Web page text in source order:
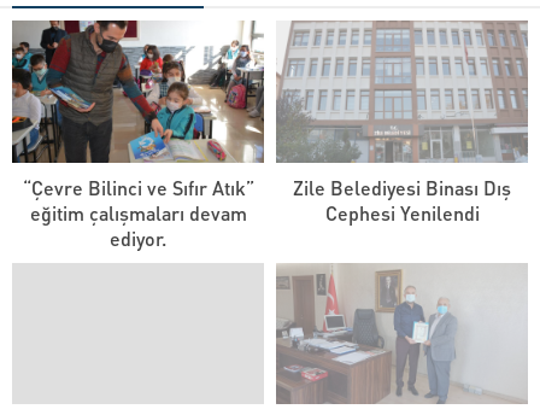
“Çevre Bilinci ve Sıfır Atık”
eğitim çalışmaları devam
ediyor.
Zile Belediyesi Binası Dış
Cephesi Yenilendi